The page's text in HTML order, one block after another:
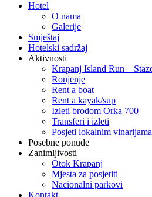
Hotel
O nama
Galerije
Smještaj
Hotelski sadržaj
Aktivnosti
Krapanj Island Run –
Ronjenje
Rent a boat
Rent a kayak/sup
Izleti brodom Orka 700
Transferi i izleti
Posjeti lokalnim vinarijama
Posebne ponude
Zanimljivosti
Otok Krapanj
Mjesta za posjetiti
Nacionalni parkovi
Kontakt